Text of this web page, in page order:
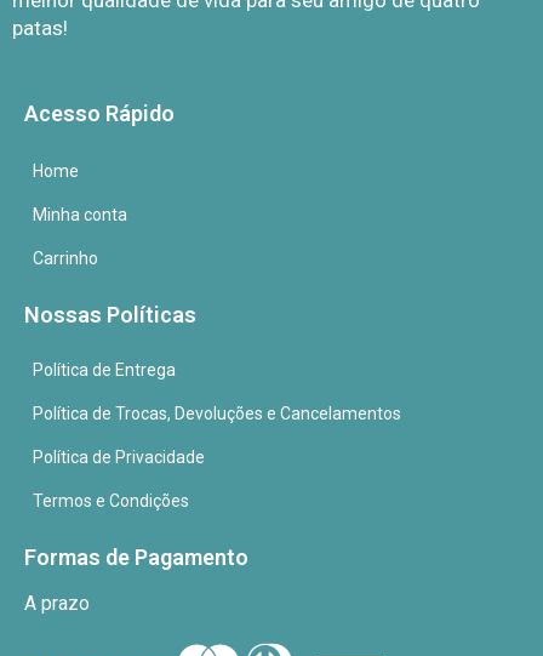
patas!
Acesso Rápido
Home
Minha conta
Carrinho
Nossas Políticas
Política de Entrega
Política de Trocas, Devoluções e Cancelamentos
Política de Privacidade
Termos e Condições
Formas de Pagamento
A prazo